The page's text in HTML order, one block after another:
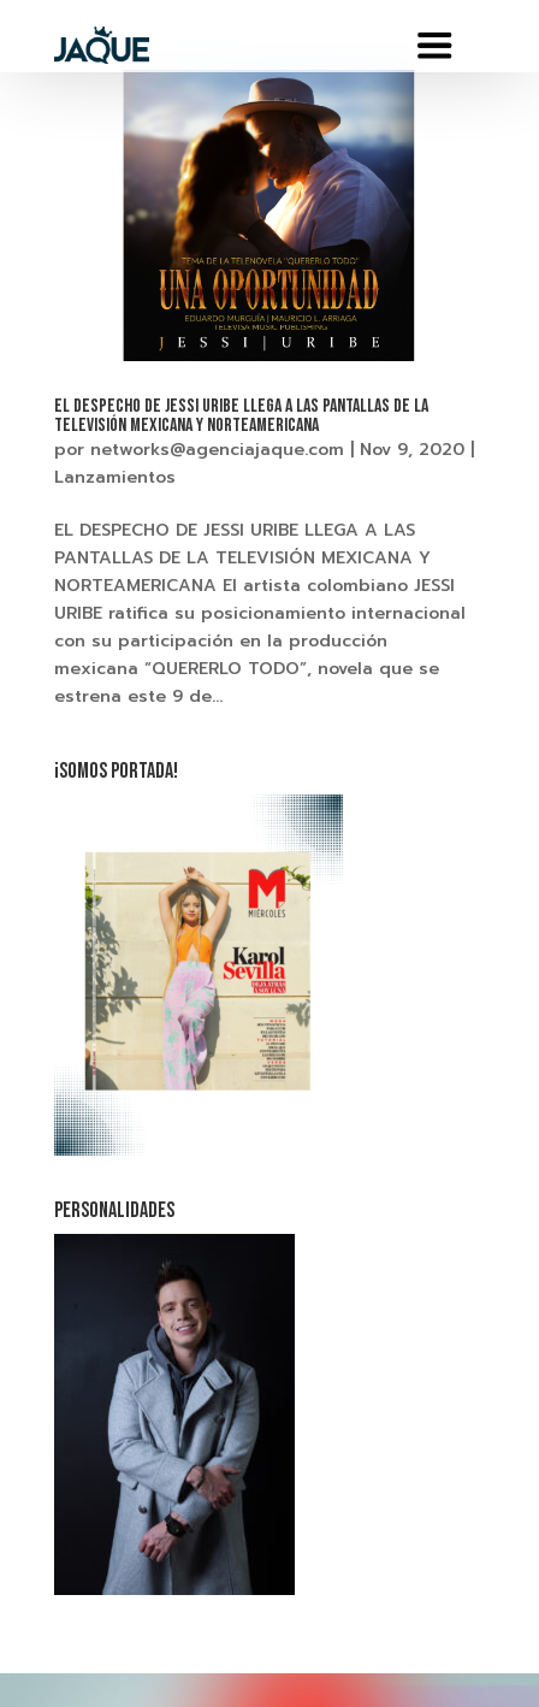
EL DESPECHO DE JESSI URIBE LLEGA A LAS PANTALLAS DE LA
TELEVISIÓN MEXICANA Y NORTEAMERICANA
por networks@agenciajaque.com Nov 9, 2020|
Lanzamientos
EL DESPECHO DE JESSI URIBE LLEGA A LAS
PANTALLAS DE LA TELEVISIÓN MEXICANA Y
NORTEAMERICANA El artista colombiano JESSI
URIBE ratifica su posicionamiento internacional
con su participación en la producción
mexicana “QUERERLO TODO”, novela que se
estrena este 9 de...
¡SOMOS PORTADA!
PERSONALIDADES